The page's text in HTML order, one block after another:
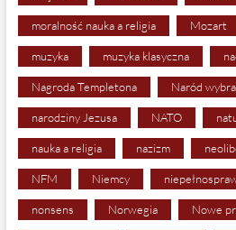
moralność nauka a religia Mozart
muzyka muzyka klasyczna
Nagroda Templetona Naród
narodziny Jezusa NATO
nauka a religia nazizm
NFM Niemcy
nonsens Norwegia Nowe